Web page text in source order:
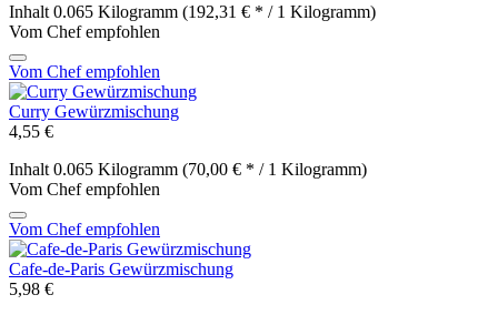
Inhalt 0.065 Kilogramm (192,31 € * / 1 Kilogramm)
Vom Chef empfohlen
Vom Chef empfohlen
Curry Gewürzmischung
4,55 €
Inhalt 0.065 Kilogramm (70,00 € * / 1 Kilogramm)
Vom Chef empfohlen
Vom Chef empfohlen
Cafe-de-Paris Gewürzmischung
5,98 €